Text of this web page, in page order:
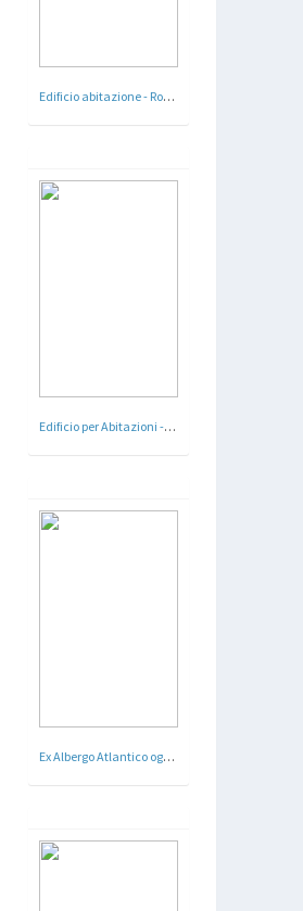
Edificio abitazione - Roma - Arch. Angelo Di Castro 1935
Edificio per Abitazioni -Â via Ardea, Roma - 1928 - 29
Ex Albergo Atlantico oggi Bettoja Atlantico Hotel - Roma - Arch. Mario Loreti - 1942